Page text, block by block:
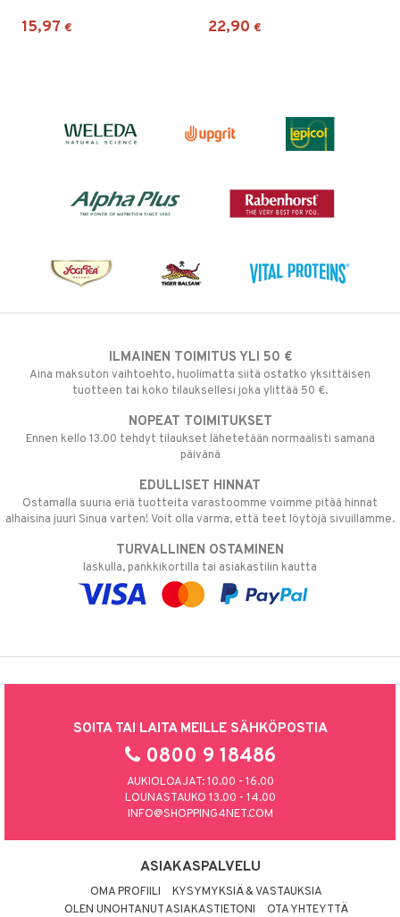
15,97 € 22,90 €
ILMAINEN TOIMITUS YLI 50 €
Aina maksuton vaihtoehto, huolimatta siitä ostatko yksittäisen
tuotteen tai koko tilauksellesi joka ylittää 50 €.
NOPEAT TOIMITUKSET
Ennen kello 13.00 tehdyt tilaukset lähetetään normaalisti samana
päivänä
EDULLISET HINNAT
Ostamalla suuria eriä tuotteita varastoomme voimme pitää hinnat
alhaisina juuri Sinua varten! Voit olla varma, että teet löytöjä sivuillamme.
TURVALLINEN OSTAMINEN
laskulla, pankkikortilla tai asiakastilin kautta
SOITA TAI LAITA MEILLE SÄHKÖPOSTIA
0800 9 18486
AUKIOLOAJAT: 10.00 - 16.00
LOUNASTAUKO 13.00 - 14.00
INFO@SHOPPING4NET.COM
ASIAKASPALVELU
OMA PROFIILI
KYSYMYKSIÄ & VASTAUKSIA
OLEN UNOHTANUT ASIAKASTIETONI
OTA YHTEYTTÄ